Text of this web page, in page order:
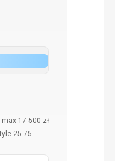
max 17 500 zł
25-75